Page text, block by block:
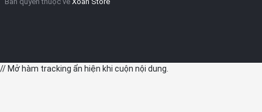
// Mở hàm tracking ẩn hiện khi cuộn nội dung.